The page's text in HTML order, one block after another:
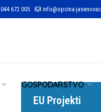
044 672 005 info@opcina-
GOSPODARSTVO
EU Projekti